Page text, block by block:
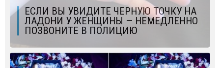
ЕСЛИ ВЫ УВИДИТЕ ЧЕРНУЮ ТОЧКУ НА
ЛАДОНИ У ЖЕНЩИНЫ — НЕМЕДЛЕННО
ПОЗВОНИТЕ В ПОЛИЦИЮ